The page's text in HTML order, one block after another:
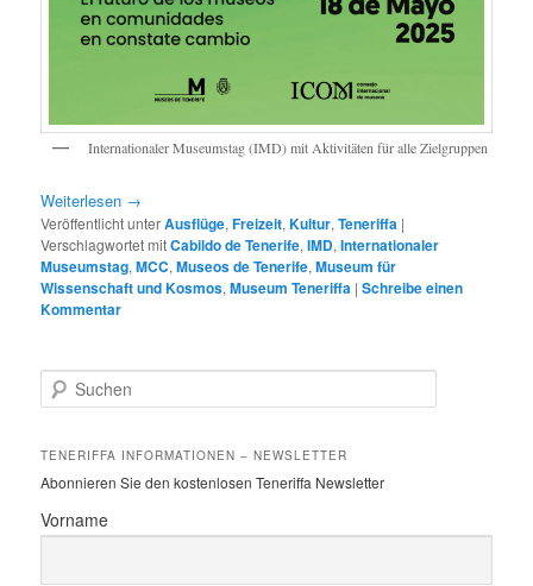
Internationaler Museumstag (IMD) mit Aktivitäten für alle Zielgruppen
Weiterlesen →
Veröffentlicht unterAusflüge,Freizeit,Kultur,Teneriffa |
Verschlagwortet mitCabildo de Tenerife,IMD,Internationaler
Museumstag,MCC,Museos de Tenerife,Museum für
Wissenschaft und Kosmos,Museum Teneriffa |Schreibe einen
Kommentar
u
h
n
TENERIFFA INFORMATIONEN – NEWSLETTER
Abonnieren Sie den kostenlosen Teneriffa Newsletter
Vorname